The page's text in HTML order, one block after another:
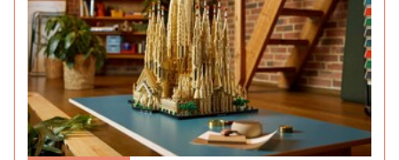
04 декабря 15:38 YouTube объявил итоги 2025 года: лучший
блогер, подкаст, самая популярная тема и музыка
03 декабря 13:59 Ботокс стал самой популярной процедурой
среднего класса и создал тренд на «однородные лица»
01 декабря 17:43 Главным «словом» 2025 года стал термин, с
которым сталкивался каждый человек в интернете